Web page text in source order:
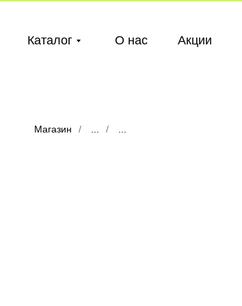
Каталог О нас Акции
Каталог О нас Акции
Магазин / /